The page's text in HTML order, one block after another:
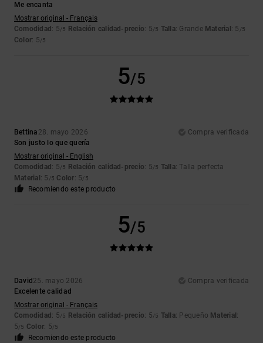
Me encanta
Mostrar original - Français
Comodidad : 5/5 Relación calidad-precio: 5/5 Talla: Grande Material : 5 /5
Color: 5/5
5/5
Bettina 28. mayo 2026
Compra verificada
Son justo lo que quería
Mostrar original - English
Comodidad : 5/5 Relación calidad-precio: 5/5 Talla: Talla perfecta
Material : 5 /5 Color: 5/5
Recomiendo este producto
5/5
David 25. mayo 2026
Compra verificada
Excelente calidad
Mostrar original - Français
Comodidad : 5/5 Relación calidad-precio: 5/5 Talla: Pequeño Material :
5/5 Color: 5/5
Recomiendo este producto